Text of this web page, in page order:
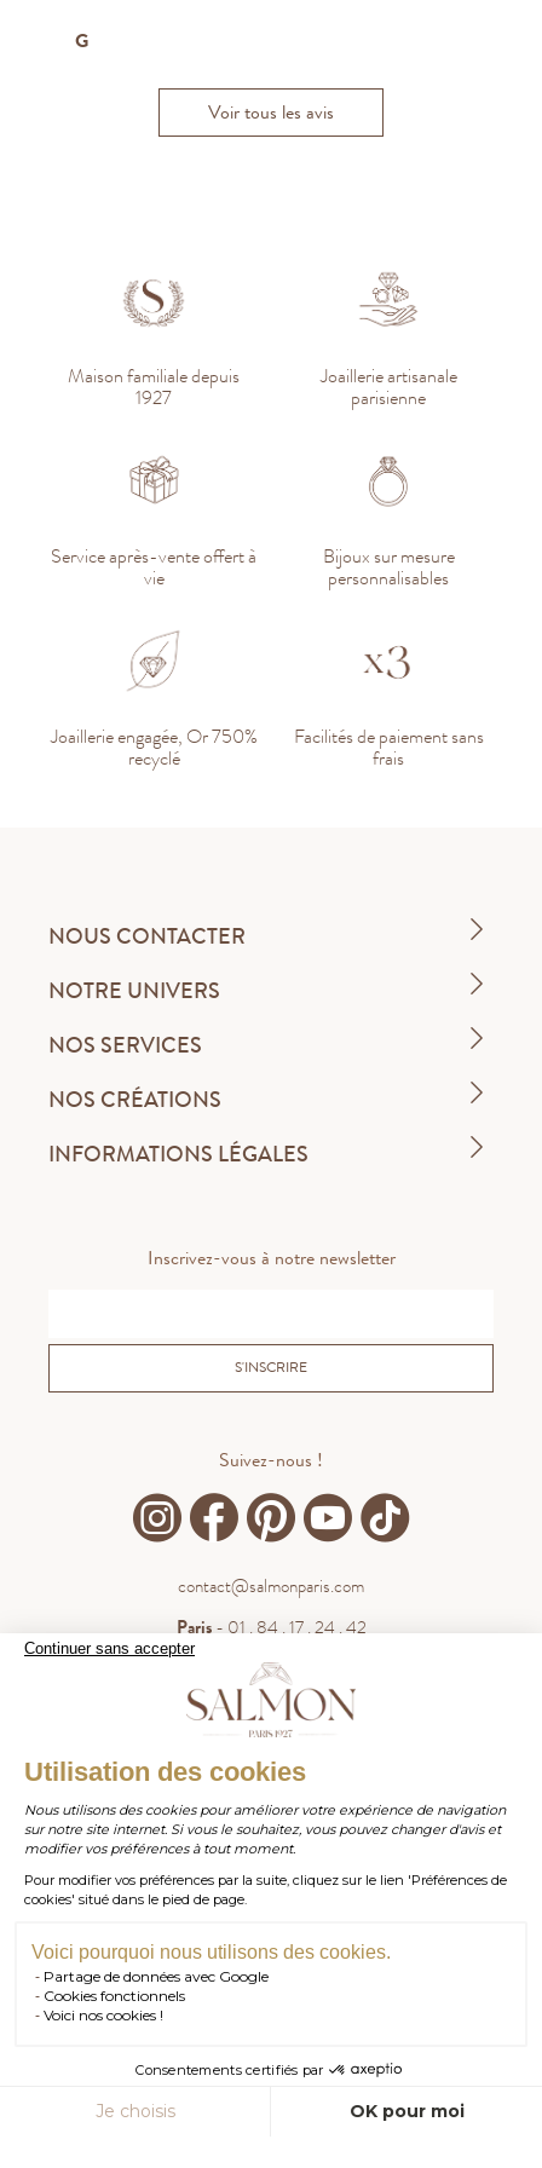
Continuer sans accepter
Utilisation des cookies
Nous utilisons des cookies pour améliorer votre expérience de navigation
sur notre site internet. Si vous le souhaitez, vous pouvez changer d'avis et
modifier vos préférences à tout moment.
Pour modifier vos préférences par la suite, cliquez sur le lien 'Préférences de
cookies' situé dans le pied de page.
Voici pourquoi nous utilisons des cookies.
Partage de données avec Google
Cookies fonctionnels
Voici nos cookies !
Consentements certifiés par
Je choisis OK pour moi
WHATSAPP
E-MAIL contact@salmonparis.com
TÉL PARIS
RDV SHOWROOM
RDV TÉLÉPHONIQUE
G
Luc H.
Philippe L.
Marine A.
K
Voir tous les avis
Maison familiale depuis
1927
Joaillerie artisanale
parisienne
Service après-vente offert à
vie
Bijoux sur mesure
personnalisables
Joaillerie engagée, Or 750%
recyclé
Facilités de paiement sans
frais
NOUS CONTACTER
NOTRE UNIVERS
NOS SERVICES
NOS CRÉATIONS
INFORMATIONS LÉGALES
Inscrivez-vous à notre newsletter
S'INSCRIRE
Suivez-nous !
contact@salmonparis.com
Paris- 01 . 84 . 17 . 24 . 42
- 05 . 35 . 54 . 45 . 53
WhatsApp- 07 . 81 . 63 . 76 . 57
© Salmon Paris 2026 — Tous droits réservés.
AJOUTER AU PANIER